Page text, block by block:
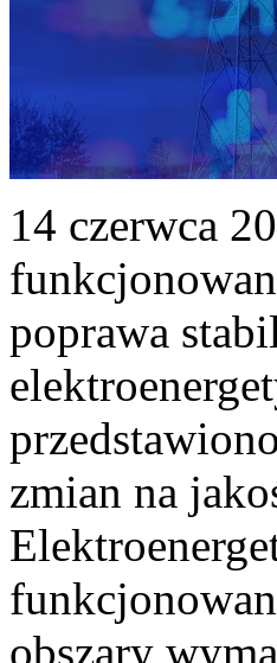
14 czerwca
poprawa
zmian na
obszary